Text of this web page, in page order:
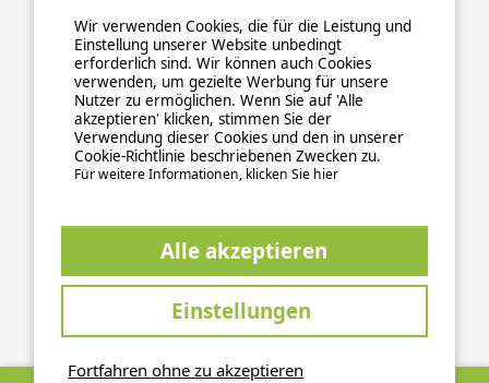
DATENSCHUTZERKLÄRUNGCOOKIESIMPRESSUM
Sichere und zuverlässige Zahlungsabwicklung
Fortfahren ohne zu akzeptieren
Wir verwenden Cookies, die für die Leistung und
Einstellung unserer Website unbedingt
erforderlich sind. Wir können auch Cookies
verwenden, um gezielte Werbung für unsere
Nutzer zu ermöglichen. Wenn Sie auf 'Alle
akzeptieren' klicken, stimmen Sie der
Verwendung dieser Cookies und den in unserer
Cookie-Richtlinie beschriebenen Zwecken zu.
Für weitere Informationen, klicken Sie hier
Alle akzeptieren
Einstellungen